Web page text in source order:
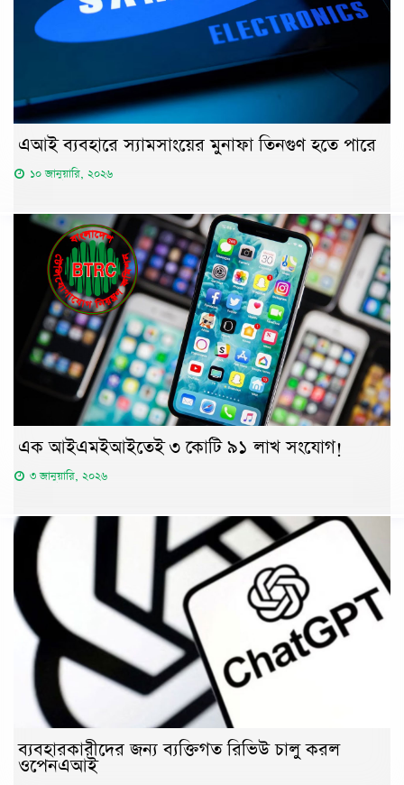
এআই ব্যবহারে স্যামসাংয়ের মুনাফা তিনগুণ হতে পারে
১০ জানুয়ারি, ২০২৬
এক আইএমইআইতেই ৩ কোটি ৯১ লাখ সংযোগ!
৩ জানুয়ারি, ২০২৬
ব্যবহারকারীদের জন্য ব্যক্তিগত রিভিউ চালু করল
ওপেনএআই